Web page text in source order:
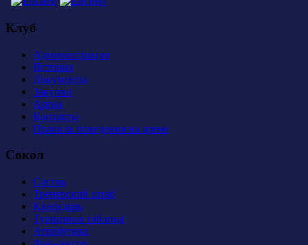
Клуб
Администрация
История
Документы
Закупки
Арена
Контакты
Правила поведения на арене
Сокол
Состав
Тренерский штаб
Календарь
Турнирная таблица
Атрибутика